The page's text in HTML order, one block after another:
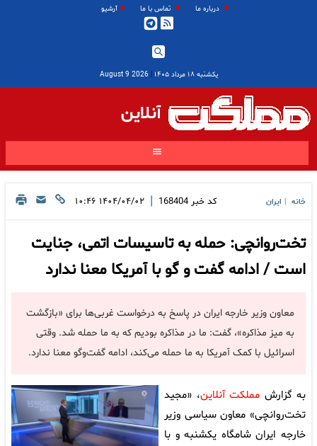
درباره ما تماس با ما آرشیو
یکشنبه ۱۸ مرداد ۱۴۰۵ |
2026 August 9
آنلاین
خانه ایران کد خبر 168404
| ۱۴۰۴/۰۴/۰۲ ۱۰:۴۶
تخت‌روانچی: حمله به تاسیسات اتمی، جنایت
است / ادامه گفت و گو با آمریکا معنا ندارد
معاون وزیر خارجه ایران در پاسخ به درخواست غربی‌ها برای «بازگشت
به میز مذاکره»، گفت: ما در مذاکره بودیم که به ما حمله شد. وقتی
اسرائیل با کمک آمریکا به ما حمله می‌کند، ادامه گفت‌وگو معنا ندارد.
به گزارش مملکت آنلاین، «مجید
تخت‌روانچی» معاون سیاسی وزیر
خارجه ایران شامگاه یکشنبه و با